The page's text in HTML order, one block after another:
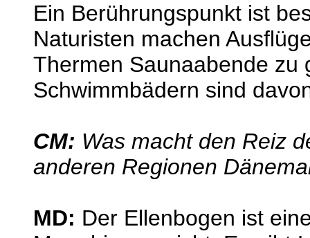
Ein Berührungspunkt ist
Naturisten machen
Thermen Saunaabende zu
Schwimmbädern sind
CM: Was macht den Reiz
anderen Regionen
MD: Der Ellenbogen ist